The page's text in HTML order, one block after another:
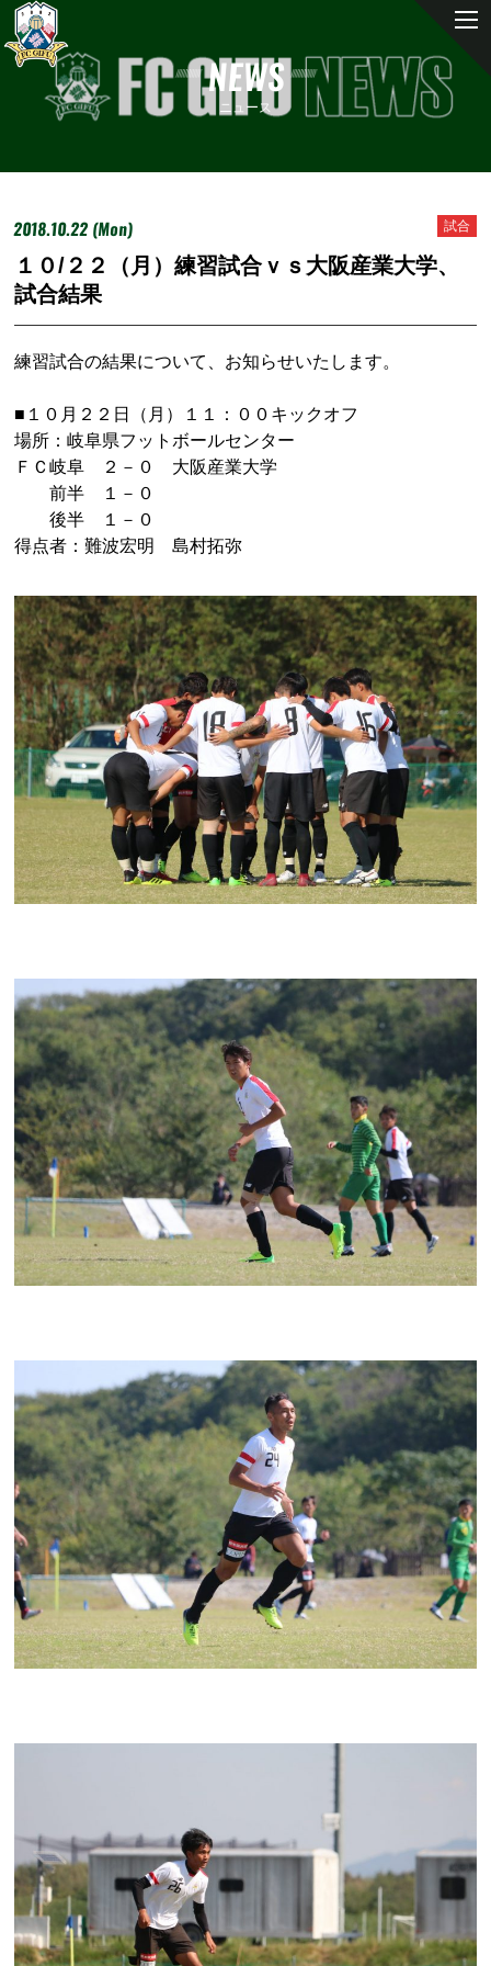
NEWS
ニュース
2018.10.22 (Mon) 試合
１０/２２（月）練習試合ｖｓ大阪産業大学、
試合結果
練習試合の結果について、お知らせいたします。
■１０月２２日（月）１１：００キックオフ
場所：岐阜県フットボールセンター
ＦＣ岐阜 ２－０ 大阪産業大学
前半 １－０
後半 １－０
得点者：難波宏明 島村拓弥